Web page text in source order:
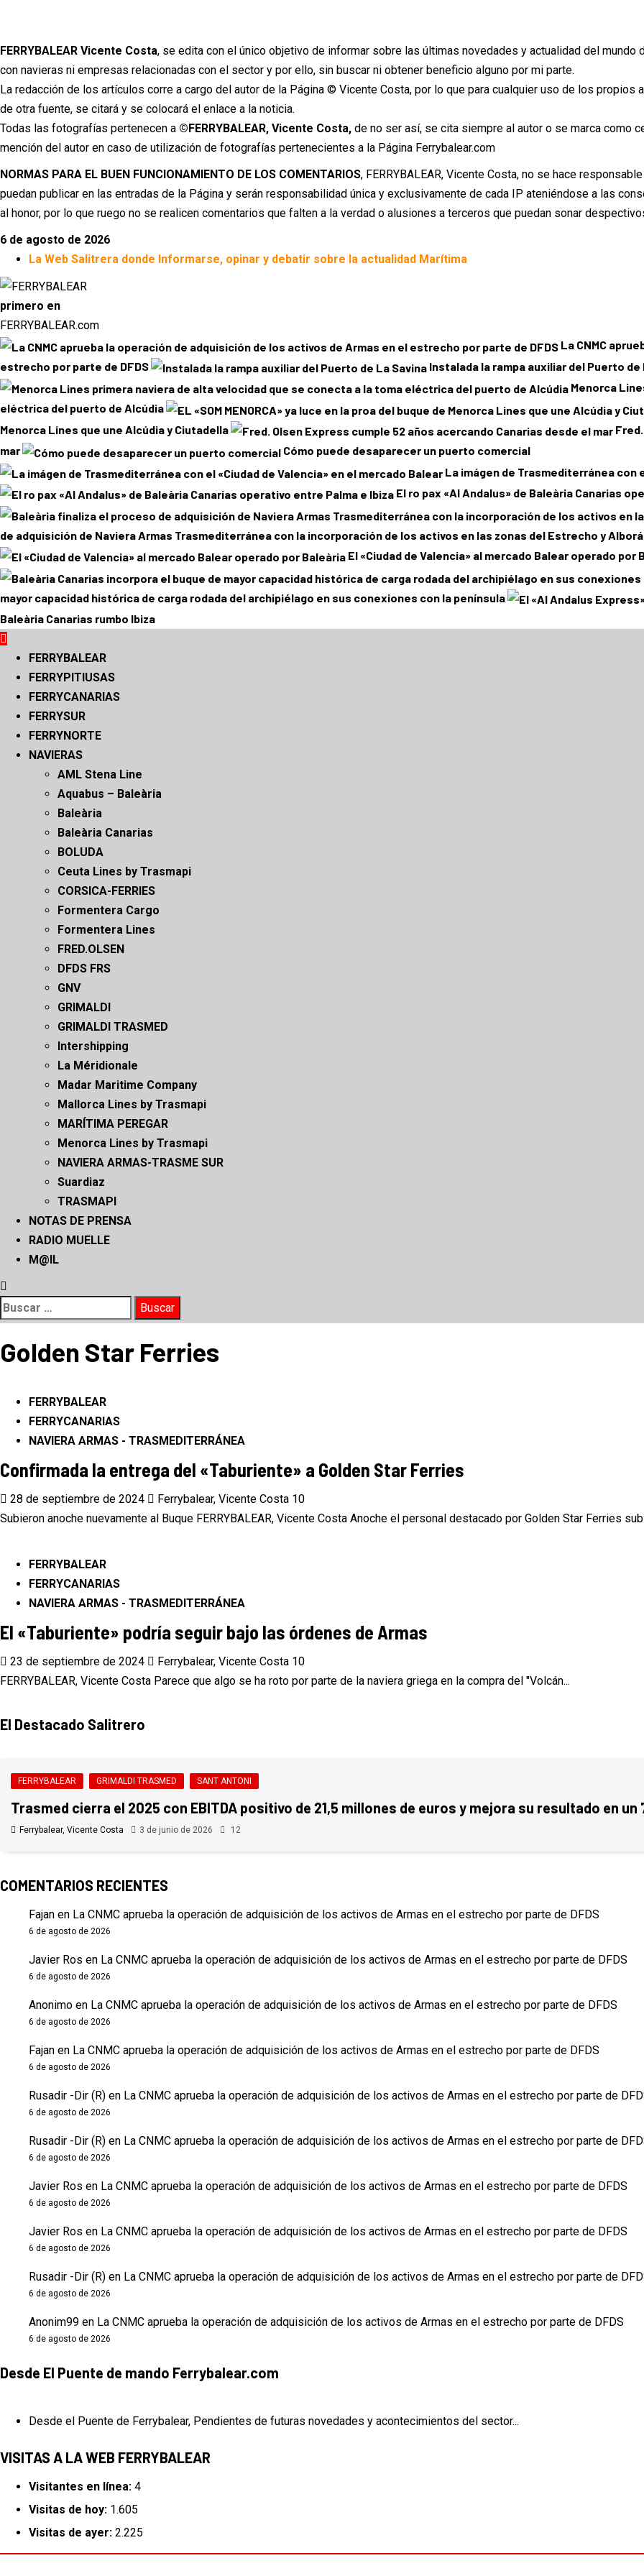
contenido
FERRYBALEAR Vicente Costa, se edita con el único objetivo de informar sobre las últimas novedades y actualidad del
con navieras ni empresas relacionadas con el sector y por ello, sin buscar ni obtener beneficio alguno por mi parte.
La redacción de los artículos corre a cargo del autor de la Página © Vicente Costa, por lo que para cualquier uso de los
de otra fuente, se citará y se colocará el enlace a la noticia.
Todas las fotografías pertenecen a ©FERRYBALEAR, Vicente Costa, de no ser así, se cita siempre al autor o se marca como
mención del autor en caso de utilización de fotografías pertenecientes a la Página Ferrybalear.com
NORMAS PARA EL BUEN FUNCIONAMIENTO DE LOS COMENTARIOS, FERRYBALEAR, Vicente Costa, no se hace
puedan publicar en las entradas de la Página y serán responsabilidad única y exclusivamente de cada IP ateniéndose a las
al honor, por lo que ruego no se realicen comentarios que falten a la verdad o alusiones a terceros que puedan sonar
6 de agosto de 2026
La Web Salitrera donde Informarse, opinar y debatir sobre la actualidad Marítima
primero en
FERRYBALEAR.com
La CNMC
estrecho por parte de DFDS
Instalada la rampa auxiliar del Puerto de
Menorca
eléctrica del puerto de Alcúdia
Menorca Lines que une Alcúdia y Ciutadella
mar
Cómo puede desaparecer un puerto comercial
La imágen de Trasmediterránea con
El ro pax «Al Andalus» de Baleària Canarias
de adquisición de Naviera Armas Trasmediterránea con la incorporación de los activos en las zonas del Estrecho y
El «Ciudad de Valencia» al mercado Balear operado por
mayor capacidad histórica de carga rodada del archipiélago en sus conexiones con la península
Baleària Canarias rumbo Ibiza
principal
FERRYBALEAR
FERRYPITIUSAS
FERRYCANARIAS
FERRYSUR
FERRYNORTE
NAVIERAS
AML Stena Line
Aquabus – Baleària
Baleària
Baleària Canarias
BOLUDA
Ceuta Lines by Trasmapi
CORSICA-FERRIES
Formentera Cargo
Formentera Lines
FRED.OLSEN
DFDS FRS
GNV
GRIMALDI
GRIMALDI TRASMED
Intershipping
La Méridionale
Madar Maritime Company
Mallorca Lines by Trasmapi
MARÍTIMA PEREGAR
Menorca Lines by Trasmapi
NAVIERA ARMAS-TRASME SUR
Suardiaz
TRASMAPI
NOTAS DE PRENSA
RADIO MUELLE
M@IL
Buscar:
Golden Star Ferries
FERRYBALEAR
FERRYCANARIAS
NAVIERA ARMAS - TRASMEDITERRÁNEA
Confirmada la entrega del «Taburiente» a Golden Star Ferries
28 de septiembre de 2024 Ferrybalear, Vicente Costa 10
Subieron anoche nuevamente al Buque FERRYBALEAR, Vicente Costa Anoche el personal destacado por Golden Star Ferries
FERRYBALEAR
FERRYCANARIAS
NAVIERA ARMAS - TRASMEDITERRÁNEA
El «Taburiente» podría seguir bajo las órdenes de Armas
23 de septiembre de 2024 Ferrybalear, Vicente Costa 10
FERRYBALEAR, Vicente Costa Parece que algo se ha roto por parte de la naviera griega en la compra del "Volcán...
El Destacado Salitrero
FERRYBALEAR GRIMALDI TRASMED SANT ANTONI
Trasmed cierra el 2025 con EBITDA positivo de 21,5 millones de euros y mejora su resultado en un
Ferrybalear, Vicente Costa 3 de junio de 2026 12
COMENTARIOS RECIENTES
Fajan en La CNMC aprueba la operación de adquisición de los activos de Armas en el estrecho por parte de DFDS
6 de agosto de 2026
Javier Ros en La CNMC aprueba la operación de adquisición de los activos de Armas en el estrecho por parte de DFDS
6 de agosto de 2026
Anonimo en La CNMC aprueba la operación de adquisición de los activos de Armas en el estrecho por parte de DFDS
6 de agosto de 2026
Fajan en La CNMC aprueba la operación de adquisición de los activos de Armas en el estrecho por parte de DFDS
6 de agosto de 2026
Rusadir -Dir (R) en La CNMC aprueba la operación de adquisición de los activos de Armas en el estrecho por parte de
6 de agosto de 2026
Rusadir -Dir (R) en La CNMC aprueba la operación de adquisición de los activos de Armas en el estrecho por parte de
6 de agosto de 2026
Javier Ros en La CNMC aprueba la operación de adquisición de los activos de Armas en el estrecho por parte de DFDS
6 de agosto de 2026
Javier Ros en La CNMC aprueba la operación de adquisición de los activos de Armas en el estrecho por parte de DFDS
6 de agosto de 2026
Rusadir -Dir (R) en La CNMC aprueba la operación de adquisición de los activos de Armas en el estrecho por parte de
6 de agosto de 2026
Anonim99 en La CNMC aprueba la operación de adquisición de los activos de Armas en el estrecho por parte de DFDS
6 de agosto de 2026
Desde El Puente de mando Ferrybalear.com
Desde el Puente de Ferrybalear, Pendientes de futuras novedades y acontecimientos del sector...
VISITAS A LA WEB FERRYBALEAR
Visitantes en línea: 4
Visitas de hoy: 1.605
Visitas de ayer: 2.225